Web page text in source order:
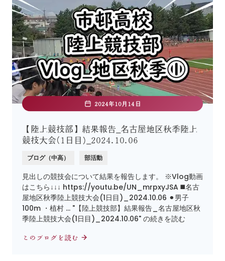
2024年10月14日
【陸上競技部】結果報告_名古屋地区秋季陸上
競技大会(1日目)_2024.10.06
ブログ（中高） 部活動
見出しの競技会について結果を報告します。 ※Vlog動画
はこちら↓↓↓ https://youtu.be/UN_mrpxyJSA ◼️名古
屋地区秋季陸上競技大会(1日目)_2024.10.06 ⚫︎男子
100m ・植村 … "【陸上競技部】結果報告_名古屋地区秋
季陸上競技大会(1日目)_2024.10.06" の続きを読む
このブログを読む